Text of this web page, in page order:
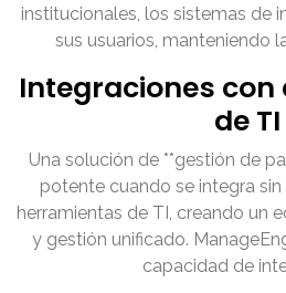
institucionales, los sistemas de
sus usuarios, manteniendo
Integraciones con
de TI
Una solución de **gestión de
potente cuando se integra
herramientas de TI, creando un
y gestión unificado.
capacidad de